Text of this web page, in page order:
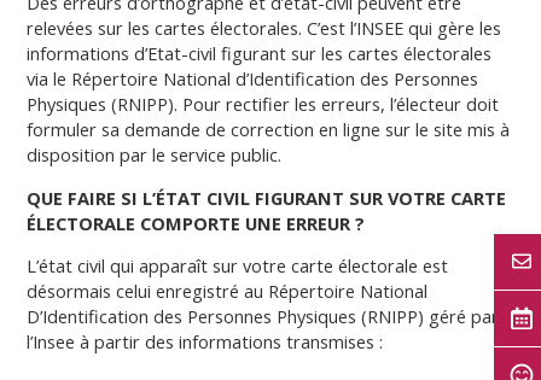
relevées sur les cartes électorales. C’est l’INSEE qui gère les
informations d’Etat-civil figurant sur les cartes électorales
via le Répertoire National d’Identification des Personnes
Physiques (RNIPP). Pour rectifier les erreurs, l’électeur doit
formuler sa demande de correction en ligne sur le site mis à
disposition par le service public.
QUE FAIRE SI L’ÉTAT CIVIL FIGURANT SUR VOTRE CARTE
ÉLECTORALE COMPORTE UNE ERREUR ?
L’état civil qui apparaît sur votre carte électorale est
désormais celui enregistré au Répertoire National
D’Identification des Personnes Physiques (RNIPP) géré par
l’Insee à partir des informations transmises :